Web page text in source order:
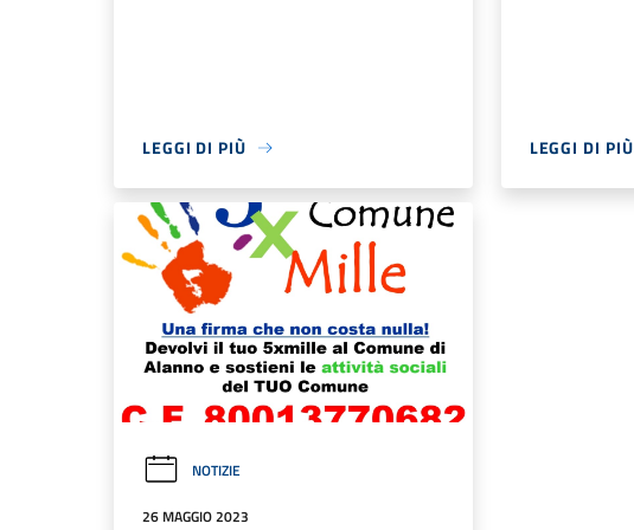
LEGGI DI PIÙ LEGGI DI PIÙ
NOTIZIE
26 MAGGIO 2023